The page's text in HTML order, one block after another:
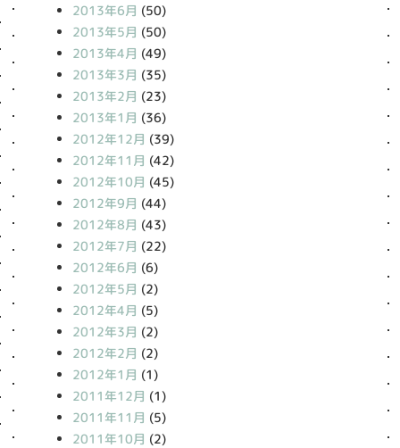
2013年6月 (50)
2013年5月 (50)
2013年4月 (49)
2013年3月 (35)
2013年2月 (23)
2013年1月 (36)
2012年12月 (39)
2012年11月 (42)
2012年10月 (45)
2012年9月 (44)
2012年8月 (43)
2012年7月 (22)
2012年6月 (6)
2012年5月 (2)
2012年4月 (5)
2012年3月 (2)
2012年2月 (2)
2012年1月 (1)
2011年12月 (1)
2011年11月 (5)
2011年10月 (2)